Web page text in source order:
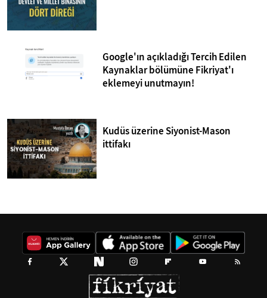
Google'ın açıkladığı Tercih Edilen
Kaynaklar bölümüne Fikriyat'ı
eklemeyi unutmayın!
Kudüs üzerine Siyonist-Mason
ittifakı